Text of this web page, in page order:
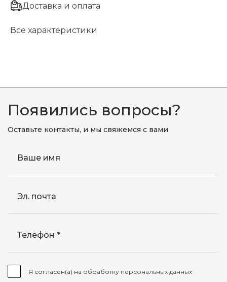
Доставка и оплата
Все характеристики
Появились вопросы?
Оставьте контакты, и мы свяжемся с вами
Ваше имя
Эл. почта
Телефон
Я согласен(а) на обработку персональных данных